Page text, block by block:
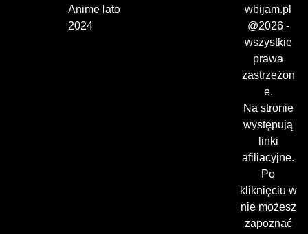
Anime lato
2024
wbijam.pl
@2026 -
wszystkie
prawa
zastrzeżon
e.
Na stronie
występują
linki
afiliacyjne.
Po
kliknięciu w
nie możesz
zapoznać